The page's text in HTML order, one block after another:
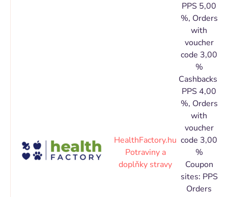
HealthFactory.hu
Potraviny a
doplňky stravy
PPS 5,00
%, Orders
with
voucher
code 3,00
%
Cashbacks:
PPS 4,00
%, Orders
with
voucher
code 3,00
%
Coupon
sites: PPS
Orders